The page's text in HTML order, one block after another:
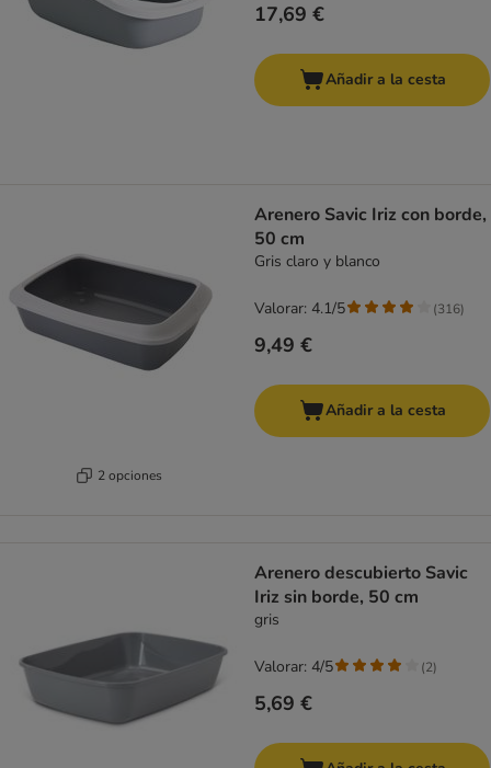
17,69 €
Añadir a la cesta
2 opciones
Arenero Savic Iriz con borde,
50 cm
Gris claro y blanco
9,49 €
Valorar: 4.1/5 (316)
Añadir a la cesta
Arenero descubierto Savic
Iriz sin borde, 50 cm
gris
5,69 €
Valorar: 4/5 (2)